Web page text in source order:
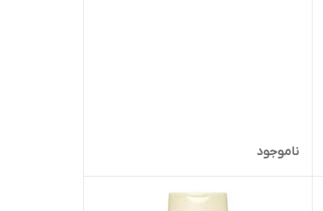
ناموجود